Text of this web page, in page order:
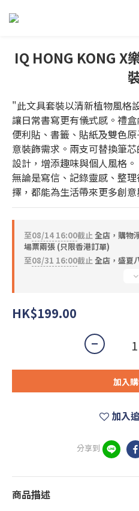
IQ HONG KONG X
"此文具套裝以清新植物風格
讓日常書寫更有儀式感。禮
便利貼、書籤、貼紙及雙色
意裝飾需求。兩支可替換筆
設計，增添趣味與個人風格。
無論是寫信、記錄靈感、整
擇，都能為生活帶來更多創
至08/14 16:00截止全店，購物
場票兩張 (只限香港訂單)
至08/31 16:00截止全店，盛夏
HK$199.00
加入
加入
分享到
商品描述